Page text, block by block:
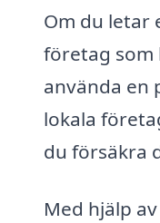
Om du letar
företag som
använda en
lokala
du försäkra
Med hjälp